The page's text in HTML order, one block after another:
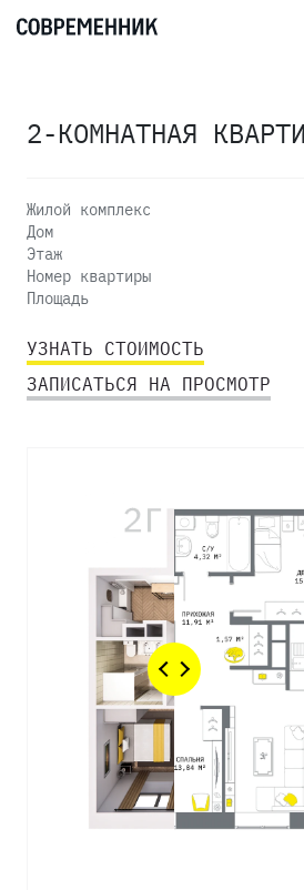
2-КОМНАТНАЯ
Жилой комплекс
Дом
Этаж
Номер квартиры
Площадь
УЗНАТЬ СТОИМОСТЬ
ЗАПИСАТЬСЯ НА ПРОСМОТР